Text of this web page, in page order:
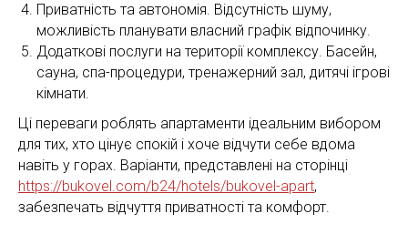
Приватність та автономія. Відсутність шуму,
можливість планувати власний графік відпочинку.
Додаткові послуги на території комплексу. Басейн,
сауна, спа-процедури, тренажерний зал, дитячі ігрові
кімнати.
Ці переваги роблять апартаменти ідеальним вибором
для тих, хто цінує спокій і хоче відчути себе вдома
навіть у горах. Варіанти, представлені на сторінці
https://bukovel.com/b24/hotels/bukovel-apart,
забезпечать відчуття приватності та комфорт.